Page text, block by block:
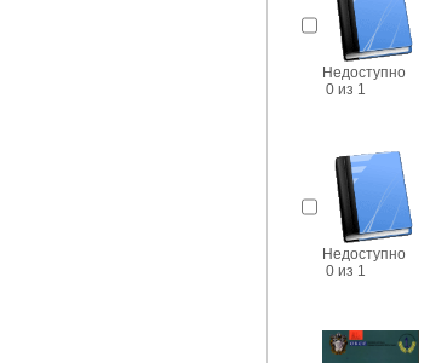
Недоступно
0 из 1
Недоступно
0 из 1